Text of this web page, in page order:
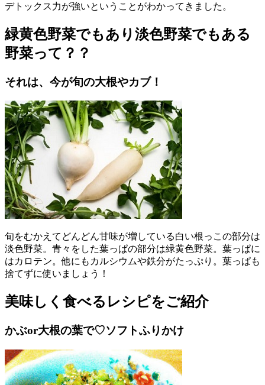
デトックス力が強いということがわかってきました。
緑黄色野菜でもあり淡色野菜でもある
野菜って？？
それは、今が旬の大根やカブ！
旬をむかえてどんどん甘味が増している白い根っこの部分は
淡色野菜。青々をした葉っぱの部分は緑黄色野菜。葉っぱに
はカロテン。他にもカルシウムや鉄分がたっぷり。葉っぱも
捨てずに使いましょう！
美味しく食べるレシピをご紹介
かぶor大根の葉で♡ソフトふりかけ